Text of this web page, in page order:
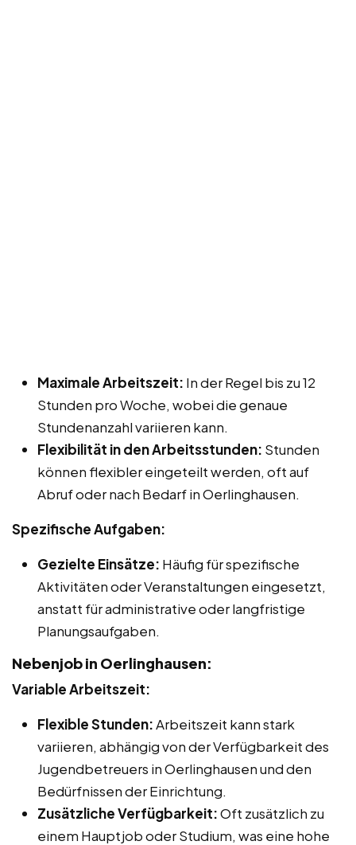
Maximale Arbeitszeit: In der Regel bis zu 12
Stunden pro Woche, wobei die genaue
Stundenanzahl variieren kann.
Flexibilität in den Arbeitsstunden: Stunden
können flexibler eingeteilt werden, oft auf
Abruf oder nach Bedarf in Oerlinghausen.
Spezifische Aufgaben:
Gezielte Einsätze: Häufig für spezifische
Aktivitäten oder Veranstaltungen eingesetzt,
anstatt für administrative oder langfristige
Planungsaufgaben.
Nebenjob in Oerlinghausen:
Variable Arbeitszeit:
Flexible Stunden:Arbeitszeit kann stark
variieren, abhängig von der Verfügbarkeit des
Jugendbetreuers in Oerlinghausen und den
Bedürfnissen der Einrichtung.
Zusätzliche Verfügbarkeit:Oft zusätzlich zu
einem Hauptjob oder Studium, was eine hohe